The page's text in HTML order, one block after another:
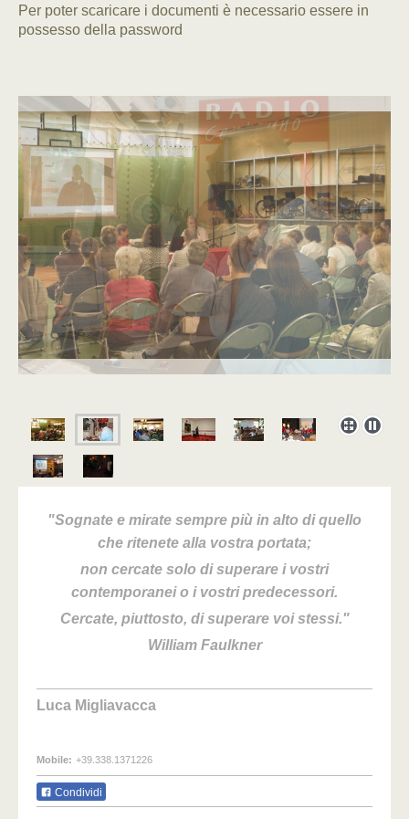
Per poter scaricare i documenti è necessario essere in
possesso della password
"Sognate e mirate sempre più in alto di quello
che ritenete alla vostra portata;
non cercate solo di superare i vostri
contemporanei o i vostri predecessori.
Cercate, piuttosto, di superare voi stessi."
William Faulkner
Luca Migliavacca
Mobile: +39.338.1371226
Condividi